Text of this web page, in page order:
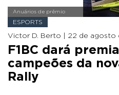
Anuários de prêmio
ESPORTS
Victor D. Berto | 22 de agosto
F1BC dará
campeões da
Rally